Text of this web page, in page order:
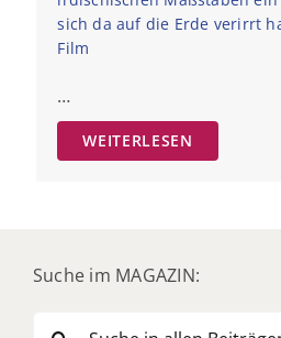
sich da auf die Erde verirrt
Film
…
WEITERLESEN
Suche im MAGAZIN: